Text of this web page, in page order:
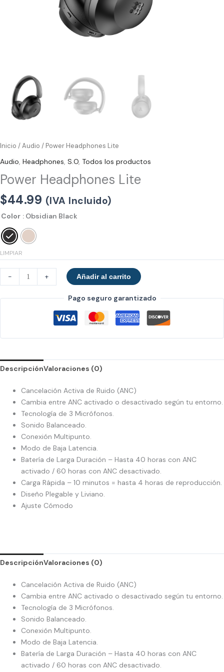
Inicio /Audio / Power Headphones Lite
Audio, Headphones, S.O, Todos los productos
Power Headphones Lite
$44.99 (IVA Incluido)
Color : Obsidian Black
LIMPIAR
- + Añadir al carrito
Pago seguro garantizado
DescripciónValoraciones (0)
Cancelación Activa de Ruido (ANC)
Cambia entre ANC activado o desactivado según tu entorno.
Tecnología de 3 Micrófonos.
Sonido Balanceado.
Conexión Multipunto.
Modo de Baja Latencia.
Batería de Larga Duración – Hasta 40 horas con ANC
activado / 60 horas con ANC desactivado.
Carga Rápida – 10 minutos = hasta 4 horas de reproducción.
Diseño Plegable y Liviano.
Ajuste Cómodo
DescripciónValoraciones (0)
Cancelación Activa de Ruido (ANC)
Cambia entre ANC activado o desactivado según tu entorno.
Tecnología de 3 Micrófonos.
Sonido Balanceado.
Conexión Multipunto.
Modo de Baja Latencia.
Batería de Larga Duración – Hasta 40 horas con ANC
activado / 60 horas con ANC desactivado.